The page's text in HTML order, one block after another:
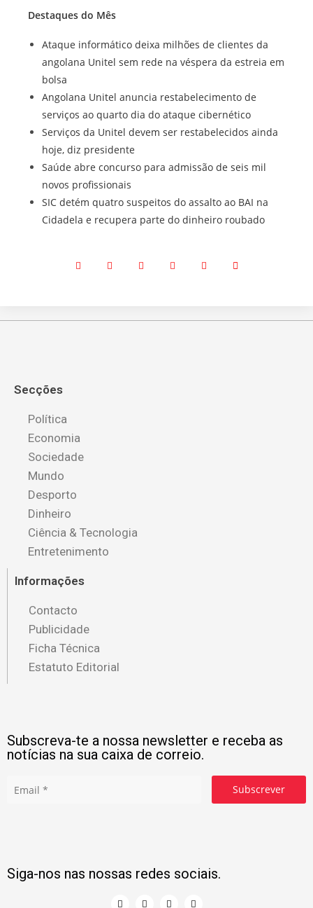
Destaques do Mês
Ataque informático deixa milhões de clientes da
angolana Unitel sem rede na véspera da estreia em
bolsa
Angolana Unitel anuncia restabelecimento de
serviços ao quarto dia do ataque cibernético
Serviços da Unitel devem ser restabelecidos ainda
hoje, diz presidente
Saúde abre concurso para admissão de seis mil
novos profissionais
SIC detém quatro suspeitos do assalto ao BAI na
Cidadela e recupera parte do dinheiro roubado
Secções
Política
Economia
Sociedade
Mundo
Desporto
Dinheiro
Ciência & Tecnologia
Entretenimento
Informações
Contacto
Publicidade
Ficha Técnica
Estatuto Editorial
Subscreva-te a nossa newsletter e receba as
notícias na sua caixa de correio.
Subscrever
Siga-nos nas nossas redes sociais.